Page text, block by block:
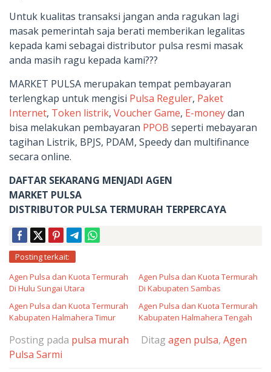
Untuk kualitas transaksi jangan anda ragukan lagi
masak pemerintah saja berati memberikan legalitas
kepada kami sebagai distributor pulsa resmi masak
anda masih ragu kepada kami???
MARKET PULSA merupakan tempat pembayaran
terlengkap untuk mengisi Pulsa Reguler, Paket
Internet, Token listrik, Voucher Game, E-moneydan
bisa melakukan pembayaran PPOB seperti mebayaran
tagihan Listrik, BPJS, PDAM, Speedy dan multifinance
secara online.
DAFTAR SEKARANG MENJADI AGEN
MARKET PULSA
DISTRIBUTOR PULSA TERMURAH TERPERCAYA
Posting terkait:
Agen Pulsa dan Kuota Termurah
Di Hulu Sungai Utara
Agen Pulsa dan Kuota Termurah
Di Kabupaten Sambas
Agen Pulsa dan Kuota Termurah
Kabupaten Halmahera Timur
Agen Pulsa dan Kuota Termurah
Kabupaten Halmahera Tengah
Posting pada pulsa murah Ditag agen pulsa, Agen
Pulsa Sarmi